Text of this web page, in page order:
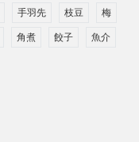
手羽先 枝豆 梅
角煮 餃子 魚介